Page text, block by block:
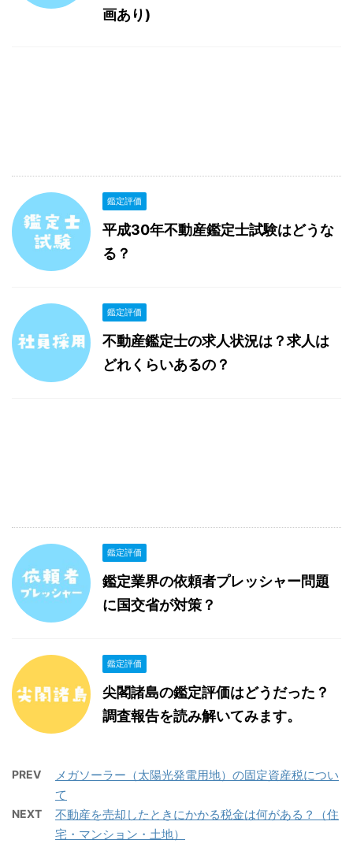
画あり)
鑑定評価
平成30年不動産鑑定士試験はどうな
る？
鑑定評価
不動産鑑定士の求人状況は？求人は
どれくらいあるの？
鑑定評価
鑑定業界の依頼者プレッシャー問題
に国交省が対策？
鑑定評価
尖閣諸島の鑑定評価はどうだった？
調査報告を読み解いてみます。
PREV
メガソーラー（太陽光発電用地）の固定資産税につい
て
NEXT
不動産を売却したときにかかる税金は何がある？（住
宅・マンション・土地）